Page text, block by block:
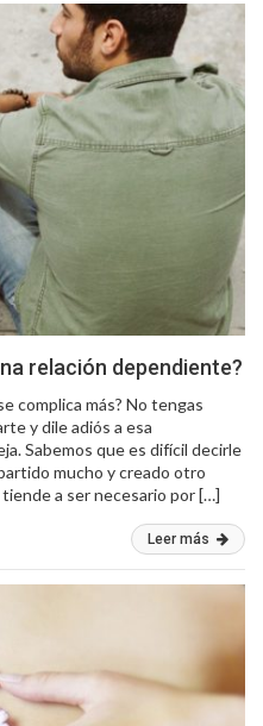
relación dependiente?
complica más? No tengas
y dile adiós a esa
Sabemos que es difícil decirle
mucho y creado otro
a ser necesario por […]
Leer más